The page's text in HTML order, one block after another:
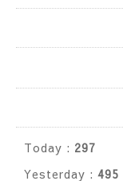
Today : 297
Yesterday : 495